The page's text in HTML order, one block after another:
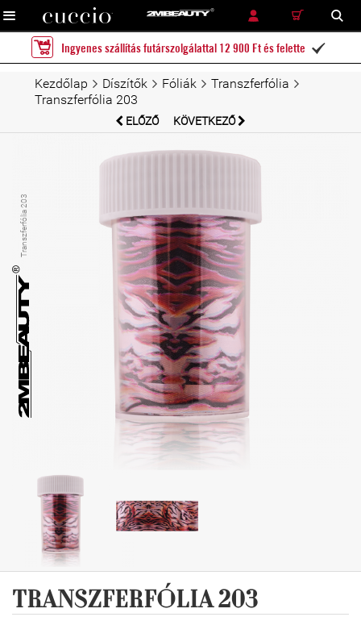
RÉSZLETES KERESÉS KERESÉS
Ingyenes szállítás futárszolgálattal 12 900 Ft és felette 
Kezdőlap Díszítők Fóliák
Transzferfólia
Transzferfólia 203
ELŐZŐ KÖVETKEZŐ
Transzferfólia 203
TRANSZFERFÓLIA 203